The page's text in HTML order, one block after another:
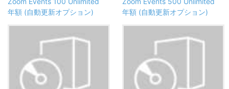
年額 (自動更新オプション)
年額 (自動更新オプション)